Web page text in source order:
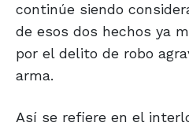
continúe siendo
de esos dos hechos ya
por el delito de robo
arma.
Así se refiere en el